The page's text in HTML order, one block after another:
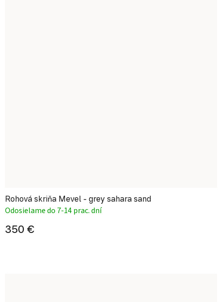
Rohová skriňa Mevel - grey sahara sand
Odosielame do 7-14 prac. dní
350 €